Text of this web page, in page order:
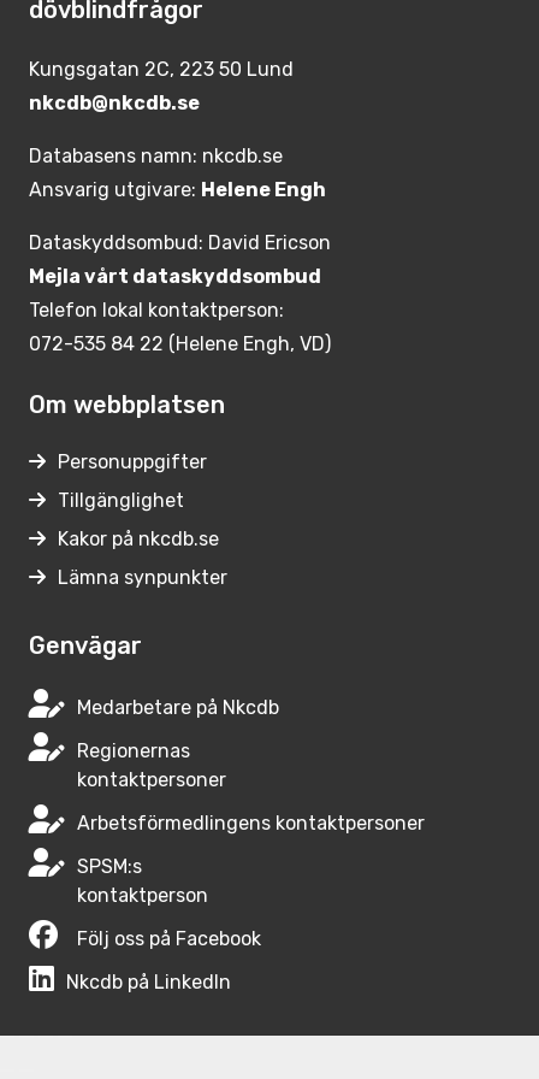
dövblindfrågor
Kungsgatan 2C, 223 50 Lund
nkcdb@nkcdb.se
Databasens namn: nkcdb.se
Ansvarig utgivare: Helene Engh
Dataskyddsombud: David Ericson
Mejla vårt dataskyddsombud
Telefon lokal kontaktperson:
072-535 84 22 (Helene Engh, VD)
Om webbplatsen
Personuppgifter
Tillgänglighet
Kakor på nkcdb.se
Lämna synpunkter
Genvägar
Medarbetare på Nkcdb
Regionernas
kontaktpersoner
Arbetsförmedlingens kontaktpersoner
SPSM:s
kontaktperson
Följ oss på Facebook
Nkcdb på LinkedIn